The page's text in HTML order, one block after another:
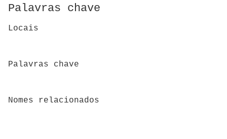
Palavras chave
Locais
Palavras chave
Nomes relacionados